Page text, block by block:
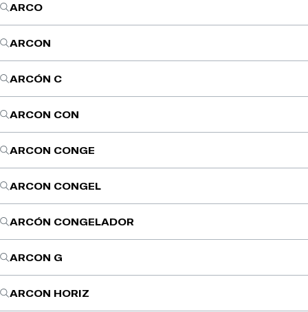
ARCO
ARCON
ARCÓN C
ARCON CON
ARCON CONGE
ARCON CONGEL
ARCÓN CONGELADOR
ARCON G
ARCON HORIZ